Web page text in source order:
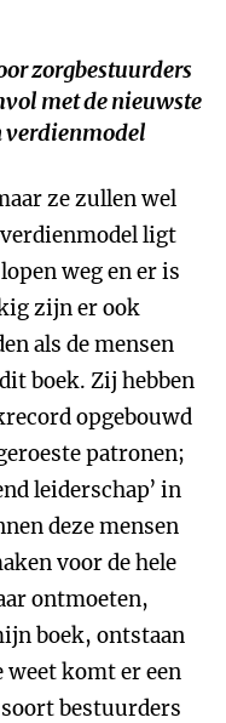
zorgbestuurders
met de nieuwste
verdienmodel
ze zullen wel
ligt
weg en er is
zijn er ook
als de mensen
boek. Zij hebben
opgebouwd
patronen;
leiderschap’ in
deze mensen
voor de hele
ontmoeten,
boek, ontstaan
komt er een
bestuurders